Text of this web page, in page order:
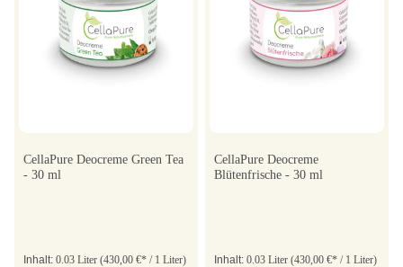
CellaPure Deocreme Green Tea
- 30 ml
Inhalt: 0.03 Liter (430,00 €* / 1 Liter)
CellaPure Deocreme
Blütenfrische - 30 ml
Inhalt: 0.03 Liter (430,00 €* / 1 Liter)